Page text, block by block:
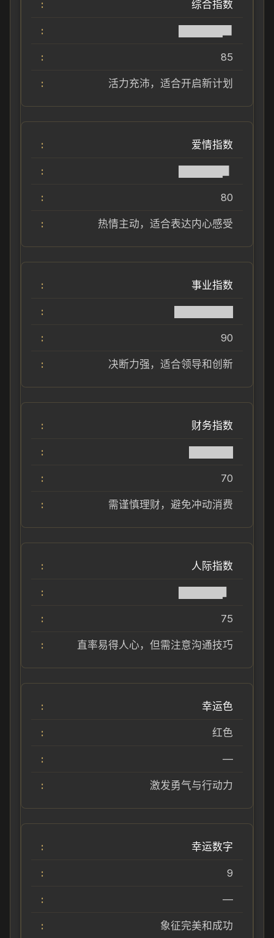
综合指数
85
活力充沛，适合开启新计划
爱情指数
80
热情主动，适合表达内心感受
事业指数
90
决断力强，适合领导和创新
财务指数
70
需谨慎理财，避免冲动消费
人际指数
75
直率易得人心，但需注意沟通技巧
幸运色
红色
—
激发勇气与行动力
幸运数字
9
—
象征完美和成功